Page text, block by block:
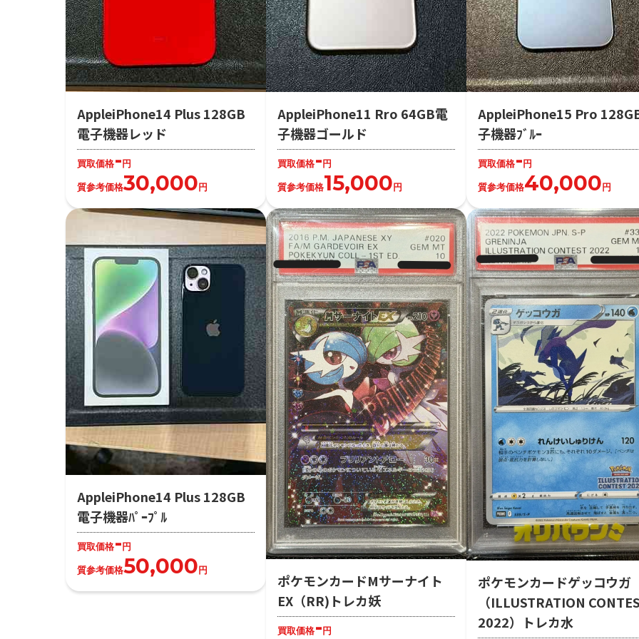
AppleiPhone14 Plus 128GB
電子機器レッド
買取価格-円
質参考価格30,000円
AppleiPhone11 Rro 64GB電
子機器ゴールド
買取価格-円
質参考価格15,000円
AppleiPhone15 Pro
子機器ﾌﾞﾙｰ
買取価格-円
質参考価格40,000円
AppleiPhone14 Plus 128GB
電子機器ﾊﾟｰﾌﾟﾙ
買取価格-円
質参考価格50,000円
ポケモンカードMサーナイト
EX（RR)トレカ妖
買取価格-円
ポケモンカードゲッコウガ
（ILLUSTRATION
2022）トレカ水